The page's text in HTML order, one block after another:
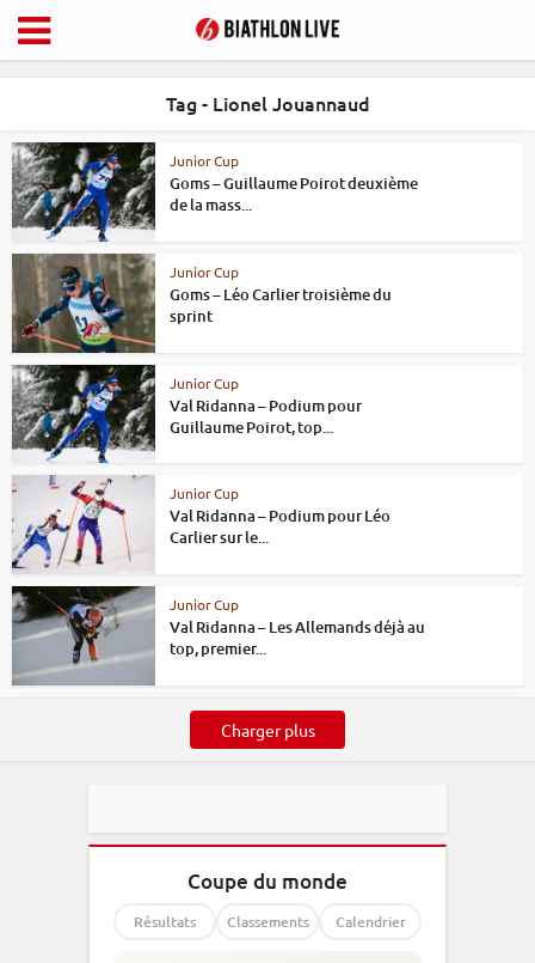
Tag - Lionel Jouannaud
Junior Cup
Goms – Guillaume Poirot deuxième
de la mass...
Junior Cup
Goms – Léo Carlier troisième du
sprint
Junior Cup
Val Ridanna – Podium pour
Guillaume Poirot, top...
Junior Cup
Val Ridanna – Podium pour Léo
Carlier sur le...
Junior Cup
Val Ridanna – Les Allemands déjà au
top, premier...
Charger plus
Coupe du monde
Résultats Classements Calendrier